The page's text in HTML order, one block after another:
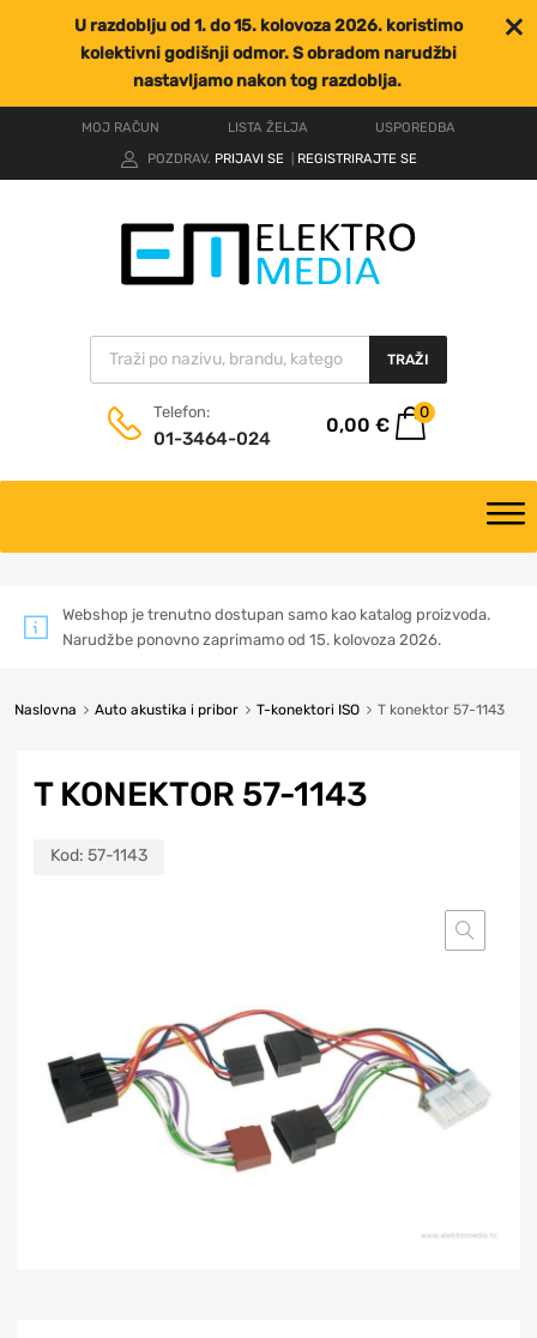
U razdoblju od 1. do 15. kolovoza 2026. koristimo
kolektivni godišnji odmor. S obradom narudžbi
nastavljamo nakon tog razdoblja.
MOJ RAČUN LISTA ŽELJA
USPOREDBA
POZDRAV. PRIJAVI SE REGISTRIRAJTE SE
TRAŽI
Telefon:
01-3464-024
0,00 €
0
Webshop je trenutno dostupan samo kao katalog proizvoda.
Narudžbe ponovno zaprimamo od 15. kolovoza 2026.
Naslovna Auto akustika i pribor T-konektori ISO T konektor 57-1143
T KONEKTOR 57-1143
Kod: 57-1143